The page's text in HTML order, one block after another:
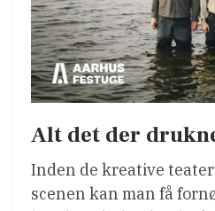
Alt det der
Inden de kreative
scenen kan man få